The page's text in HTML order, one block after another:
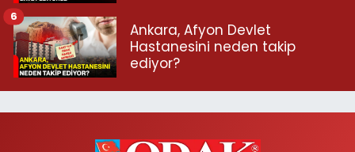
Ankara, Afyon Devlet
Hastanesini neden takip
ediyor?
6